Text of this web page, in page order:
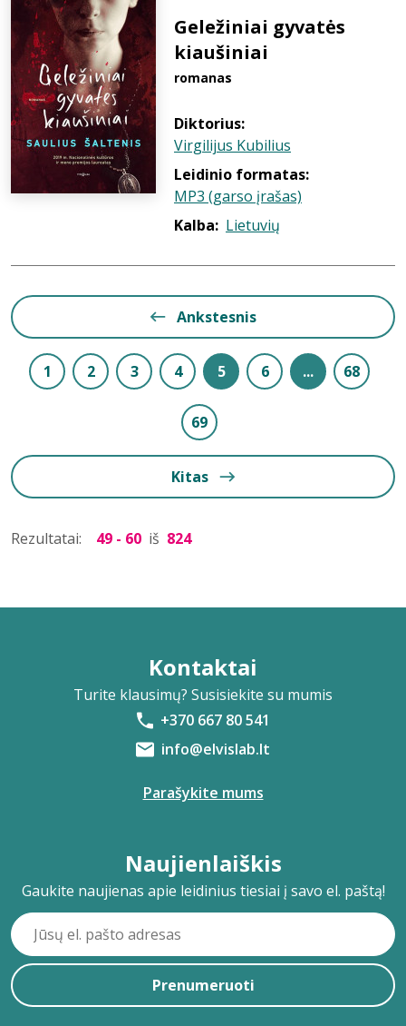
Geležiniai gyvatės
kiaušiniai
romanas
Diktorius:
Virgilijus Kubilius
Leidinio formatas:
MP3 (garso įrašas)
Kalba: Lietuvių
Ankstesnis
1 2 3 4 5 6 ... 68
69
Kitas
Rezultatai: 49 - 60 iš 824
Kontaktai
Turite klausimų? Susisiekite su mumis
+370 667 80 541
info@elvislab.lt
Parašykite mums
Naujienlaiškis
Gaukite naujienas apie leidinius tiesiai į savo el. paštą!
Prenumeruoti